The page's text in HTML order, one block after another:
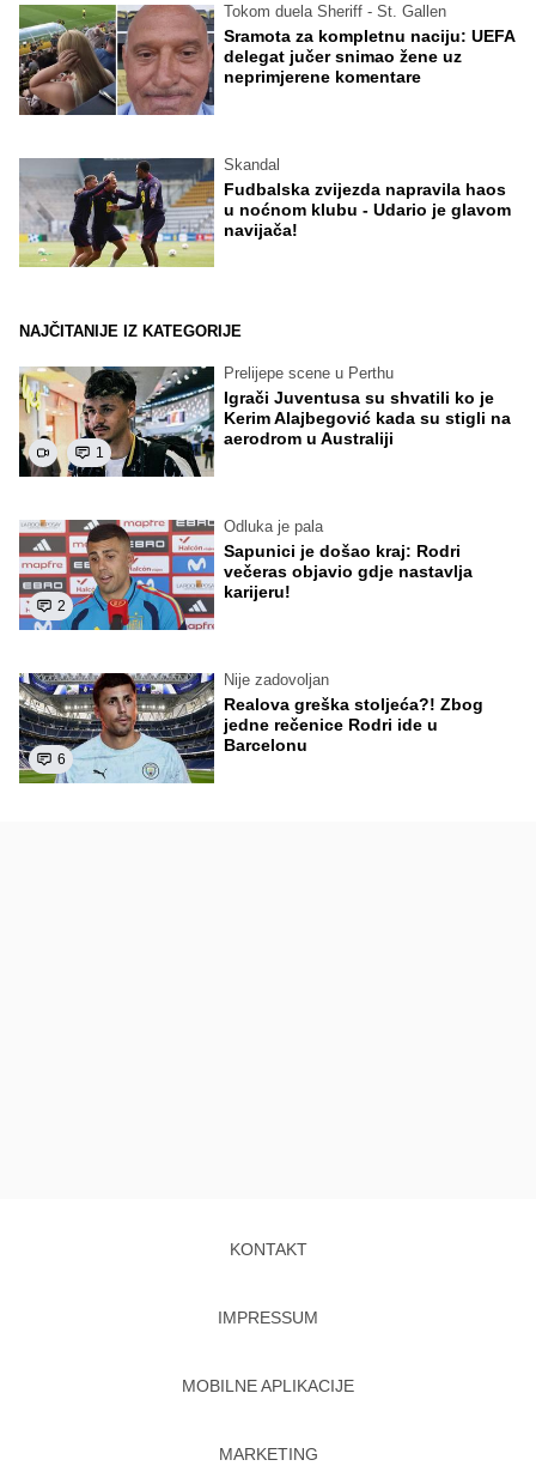
Tokom duela Sheriff - St. Gallen
Sramota za kompletnu naciju: UEFA
delegat jučer snimao žene uz
neprimjerene komentare
Skandal
Fudbalska zvijezda napravila haos
u noćnom klubu - Udario je glavom
navijača!
NAJČITANIJE IZ KATEGORIJE
1
Prelijepe scene u Perthu
Igrači Juventusa su shvatili ko je
Kerim Alajbegović kada su stigli na
aerodrom u Australiji
2
Odluka je pala
Sapunici je došao kraj: Rodri
večeras objavio gdje nastavlja
karijeru!
6
Nije zadovoljan
Realova greška stoljeća?! Zbog
jedne rečenice Rodri ide u
Barcelonu
KONTAKT
IMPRESSUM
MOBILNE APLIKACIJE
MARKETING